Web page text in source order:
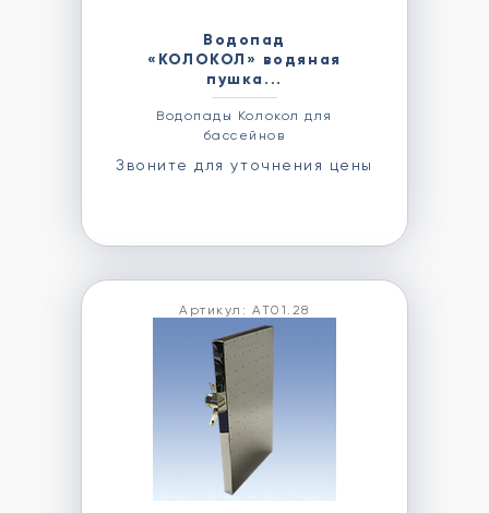
Водопад
«КОЛОКОЛ» водяная
пушка...
Водопады Колокол для
бассейнов
Звоните для уточнения цены
Артикул: АТ01.28